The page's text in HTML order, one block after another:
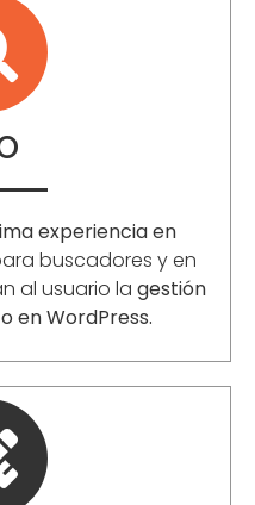
experiencia en
buscadores y en
al usuario la gestión
en WordPress.